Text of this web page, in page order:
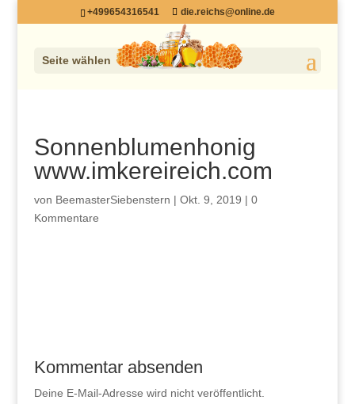
+499654316541 die.reichs@online.de
Seite wählen
Sonnenblumenhonig
www.imkereireich.com
von BeemasterSiebenstern | Okt. 9, 2019 | 0
Kommentare
Kommentar absenden
Deine E-Mail-Adresse wird nicht veröffentlicht.